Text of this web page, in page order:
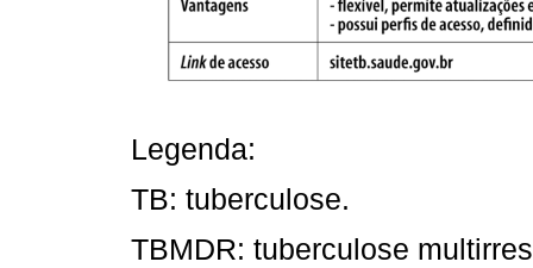
Legenda:
TB: tuberculose.
TBMDR: tuberculose